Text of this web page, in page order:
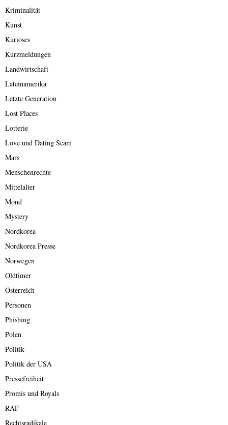
Kriminalität
Kunst
Kurioses
Kurzmeldungen
Landwirtschaft
Lateinamerika
Letzte Generation
Lost Places
Lotterie
Love und Dating Scam
Mars
Menschenrechte
Mittelalter
Mond
Mystery
Nordkorea
Nordkorea Presse
Norwegen
Oldtimer
Österreich
Personen
Phishing
Polen
Politik
Politik der USA
Pressefreiheit
Promis und Royals
RAF
Rechtsradikale